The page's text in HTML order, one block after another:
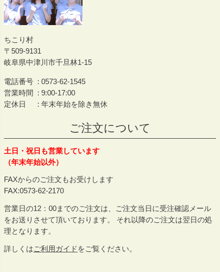
ちこり村
509-9131
岐阜県中津川市千旦林1-15
電話番号
0573-62-1545
営業時間
9:00-17:00
定休日
年末年始を除き無休
ご注文について
土日・祝日も営業しています
（年末年始以外）
FAXからのご注文もお受けします
FAX:0573-62-2170
営業日の12：00までのご注文は、ご注文当日に受注確認メール
をお送りさせて頂いております。 それ以降のご注文は翌日の処
理となります。
詳しくはご利用ガイド をご覧ください。